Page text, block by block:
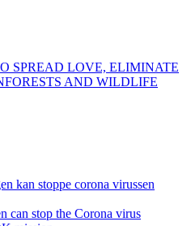
SPREAD LOVE, ELIMINATE
AND WILDLIFE
kan stoppe corona virussen
can stop the Corona virus